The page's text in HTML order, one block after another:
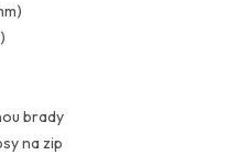
brady
na zip